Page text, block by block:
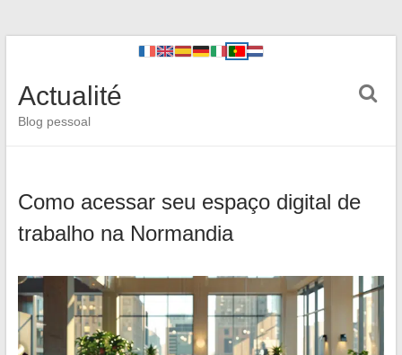
Actualité
Blog pessoal
Como acessar seu espaço digital de
trabalho na Normandia